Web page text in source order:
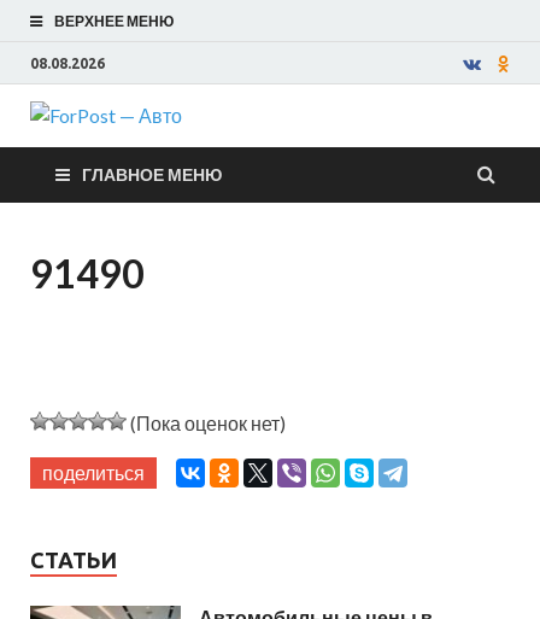
ВЕРХНЕЕ МЕНЮ
08.08.2026
ForPost —
Авто
ГЛАВНОЕ МЕНЮ
91490
(Пока оценок нет)
поделиться
СТАТЬИ